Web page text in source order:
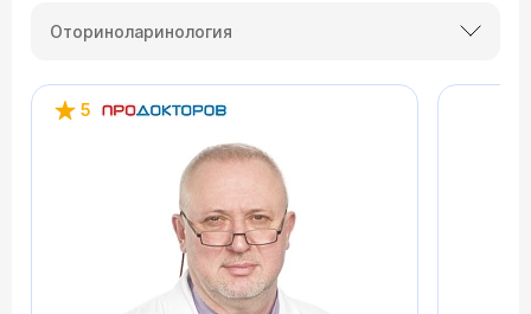
Оториноларинология
5